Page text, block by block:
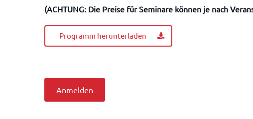
(ACHTUNG: Die Preise für Seminare können je nach
Programm herunterladen
Anmelden